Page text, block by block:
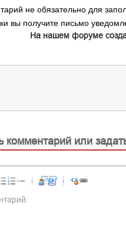
не обязательно для
вы получите письмо
На нашем форуме
комментарий или
-
-